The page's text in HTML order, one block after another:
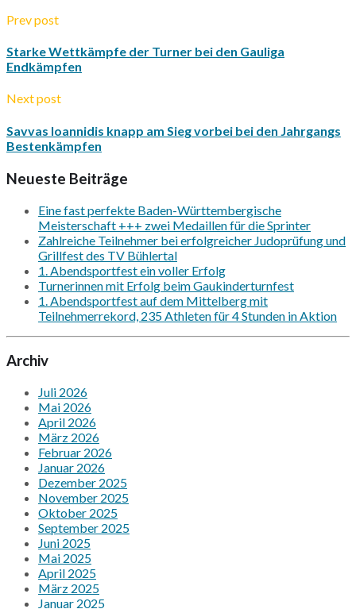
Prev post
Starke Wettkämpfe der Turner bei den Gauliga
Endkämpfen
Next post
Savvas Ioannidis knapp am Sieg vorbei bei den Jahrgangs
Bestenkämpfen
Neueste Beiträge
Eine fast perfekte Baden-Württembergische
Meisterschaft +++ zwei Medaillen für die Sprinter
Zahlreiche Teilnehmer bei erfolgreicher Judoprüfung und
Grillfest des TV Bühlertal
1. Abendsportfest ein voller Erfolg
Turnerinnen mit Erfolg beim Gaukinderturnfest
1. Abendsportfest auf dem Mittelberg mit
Teilnehmerrekord, 235 Athleten für 4 Stunden in Aktion
Archiv
Juli 2026
Mai 2026
April 2026
März 2026
Februar 2026
Januar 2026
Dezember 2025
November 2025
Oktober 2025
September 2025
Juni 2025
Mai 2025
April 2025
März 2025
Januar 2025